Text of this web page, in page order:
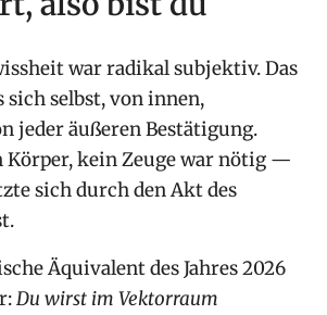
war radikal subjektiv. Das
sich selbst, von innen,
jeder äußeren Bestätigung.
Körper, kein Zeuge war nötig —
sich durch den Akt des
Äquivalent des Jahres 2026
Du wirst im Vektorraum